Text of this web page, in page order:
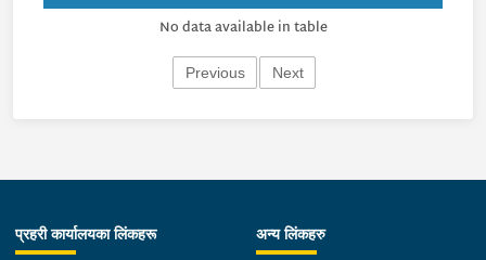
No data available in table
Previous Next
प्रहरी कार्यालयका लिंकहरू अन्य लिंकहरु